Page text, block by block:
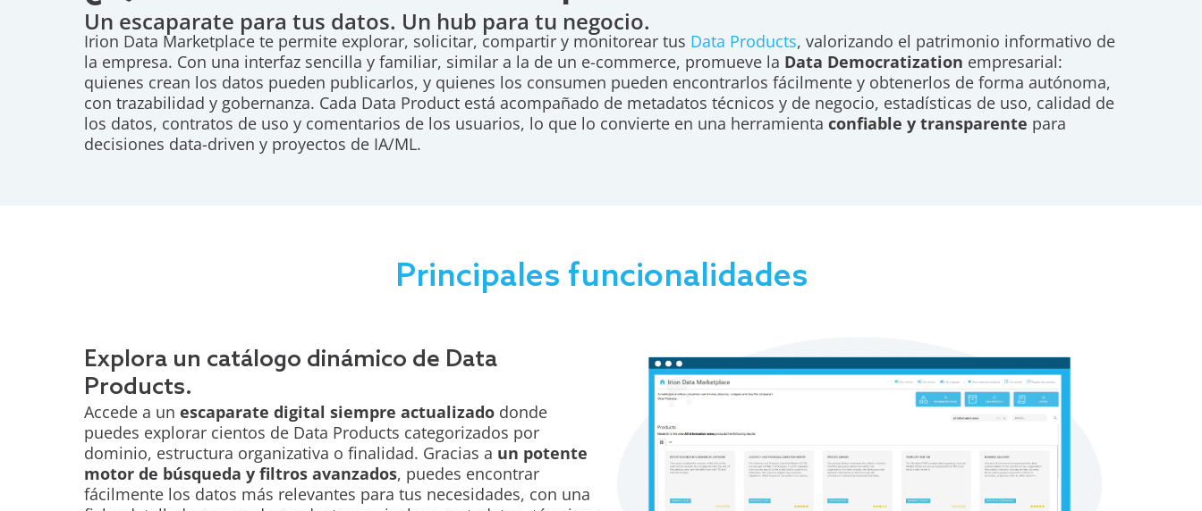
Un escaparate para tus datos. Un hub para tu negocio.
Irion Data Marketplace te permite explorar, solicitar, compartir y monitorear tus Data Products, valorizando el patrimonio informativo de
la empresa. Con una interfaz sencilla y familiar, similar a la de un e-commerce, promueve la Data Democratization empresarial:
quienes crean los datos pueden publicarlos, y quienes los consumen pueden encontrarlos fácilmente y obtenerlos de forma autónoma,
con trazabilidad y gobernanza. Cada Data Product está acompañado de metadatos técnicos y de negocio, estadísticas de uso, calidad de
los datos, contratos de uso y comentarios de los usuarios, lo que lo convierte en una herramientaconfiable y transparente para
decisiones data-driven y proyectos de IA/ML.
Principales funcionalidades
Explora un catálogo dinámico de Data
Products.
Accede a unescaparate digital siempre actualizado donde
puedes explorar cientos de Data Products categorizados por
dominio, estructura organizativa o finalidad. Gracias a un potente
motor de búsqueda y filtros avanzados, puedes encontrar
fácilmente los datos más relevantes para tus necesidades, con una